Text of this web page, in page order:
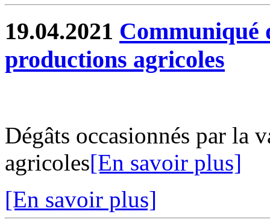
19.04.2021 Communiqué
productions agricoles
Dégâts occasionnés par la
agricoles[En savoir plus]
[En savoir plus]